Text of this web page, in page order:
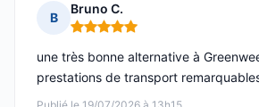
B
Bruno C.
Note : 5 sur 5
une très bonne alternative à
prestations de transport